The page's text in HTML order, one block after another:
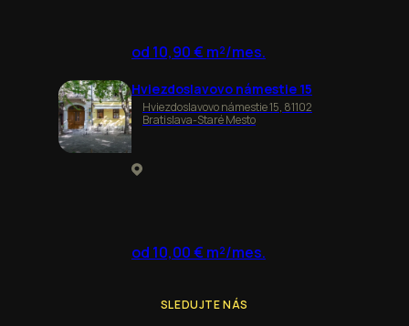
od 10,90 € m²/mes.
Hviezdoslavovo námestie 15
Hviezdoslavovo námestie 15, 81102
Bratislava-Staré Mesto
od 10,00 € m²/mes.
SLEDUJTE NÁS